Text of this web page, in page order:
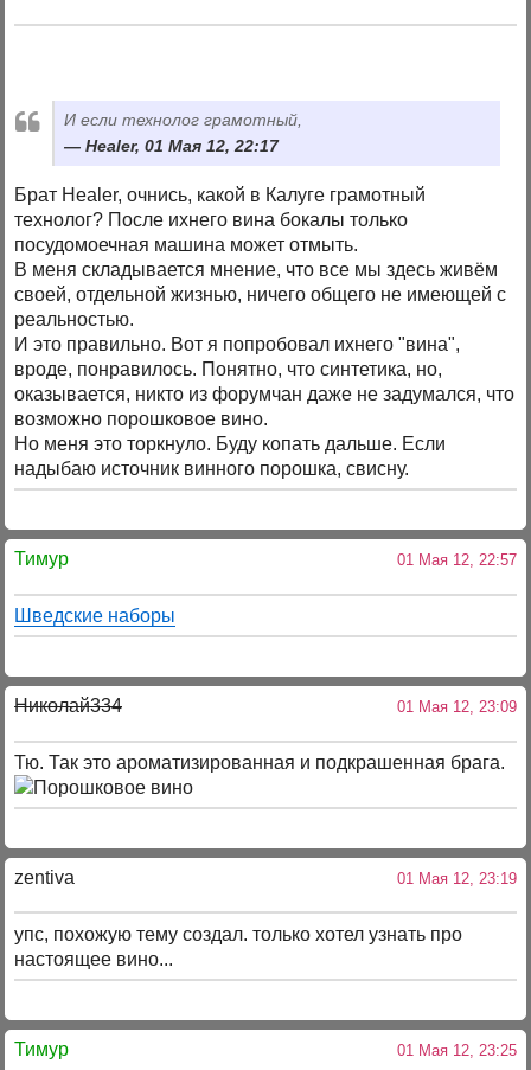
И если технолог грамотный,
Healer, 01 Мая 12, 22:17
Брат Healer, очнись, какой в Калуге грамотный
технолог? После ихнего вина бокалы только
посудомоечная машина может отмыть.
В меня складывается мнение, что все мы здесь живём
своей, отдельной жизнью, ничего общего не имеющей с
реальностью.
И это правильно. Вот я попробовал ихнего "вина",
вроде, понравилось. Понятно, что синтетика, но,
оказывается, никто из форумчан даже не задумался, что
возможно порошковое вино.
Но меня это торкнуло. Буду копать дальше. Если
надыбаю источник винного порошка, свисну.
Тимур 01 Мая 12, 22:57
Шведские наборы
Николай334 01 Мая 12, 23:09
Тю. Так это ароматизированная и подкрашенная брага.
zentiva 01 Мая 12, 23:19
упс, похожую тему создал. только хотел узнать про
настоящее вино...
Тимур 01 Мая 12, 23:25